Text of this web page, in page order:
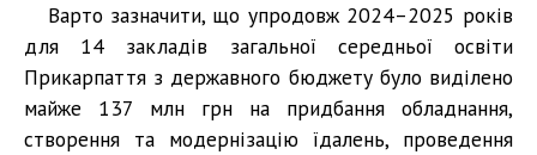
Варто зазначити, що упродовж 2024–2025 років
для 14 закладів загальної середньої освіти
Прикарпаття з державного бюджету було виділено
майже 137 млн грн на придбання обладнання,
створення та модернізацію їдалень, проведення